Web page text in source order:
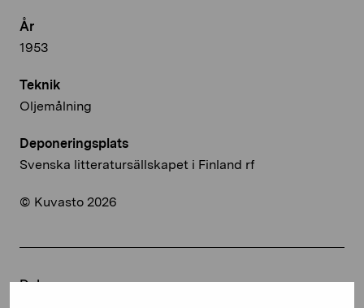
År
1953
Teknik
Oljemålning
Deponeringsplats
Svenska litteratursällskapet i Finland rf
© Kuvasto 2026
Dela: